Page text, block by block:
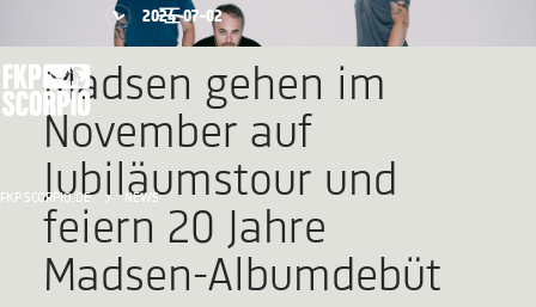
FKP SCORPIO.DE NEWS
2024-07-02
Madsen gehen im
November auf
Jubiläumstour und
feiern 20 Jahre
Madsen-Albumdebüt